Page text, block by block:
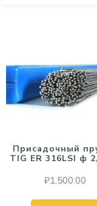
Присадочный
TIG ER 316LSI ф
₽1,500.00